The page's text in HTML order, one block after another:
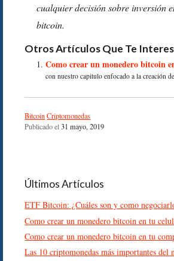
cualquier decisión sobre inversión
bitcoin.
Otros Artículos Que Te
Como crear un monedero bitcoin
con nuestro capitulo enfocado a la creación
Bitcoin Criptomonedas
Publicado el31 mayo, 2019
Últimos Artículos
ETF Bitcoin: ¿Cuáles son y como
Como crear un monedero bitcoin en tu
Como crear un monedero bitcoin en tu
Las 10 criptomonedas más importantes del